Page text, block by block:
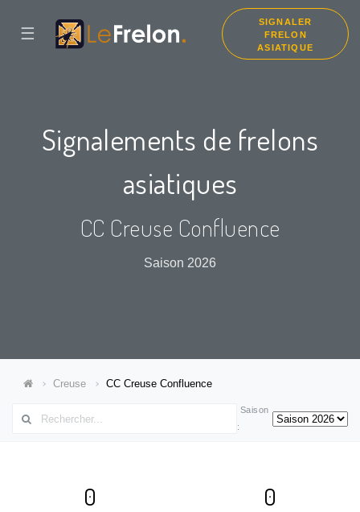
☰
SIGNALER
FRELON
ASIATIQUE
Signalements de frelons
asiatiques
CC Creuse Confluence
Saison 2026
Creuse CC Creuse Confluence
Saison
:
0 0